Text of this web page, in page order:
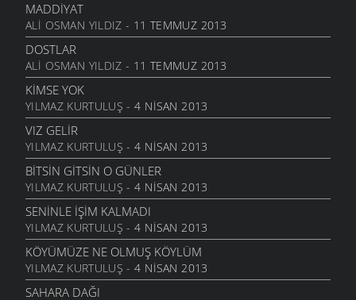
HESLER
27 KASIM 2011
BILEMEDIM
24 KASIM 2011
VARDIR
5 KASIM 2011
TOPRAKTIR
5 KASIM 2011
BITTI ÖĞRETMENIM
22 AĞUSTOS 2011
GENÇIYAN
15 AĞUSTOS 2011
ALDIRMA GÜLÜM
13 AĞUSTOS 2011
MADDIYAT
ALI OSMAN YILDIZ - 11 TEMMUZ 2013
DOSTLAR
ALI OSMAN YILDIZ - 11 TEMMUZ 2013
KIMSE YOK
YILMAZ KURTULUŞ - 4 NISAN 2013
VIZ GELIR
YILMAZ KURTULUŞ - 4 NISAN 2013
BITSIN GITSIN O GÜNLER
YILMAZ KURTULUŞ - 4 NISAN 2013
SENINLE İŞIM KALMADI
YILMAZ KURTULUŞ - 4 NISAN 2013
KÖYÜMÜZE NE OLMUŞ KÖYLÜM
YILMAZ KURTULUŞ - 4 NISAN 2013
SAHARA DAĞI